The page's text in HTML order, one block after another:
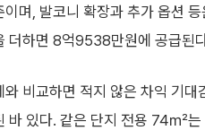
이며, 발코니 확장과 추가 옵션
더하면 8억9538만원에 공급된
와 비교하면 적지 않은 차익 기
바 있다. 같은 단지 전용 74㎡